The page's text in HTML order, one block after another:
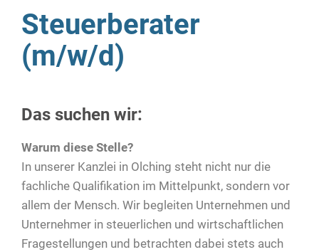
Steuerberater
(m/w/d)
Das suchen wir:
Warum diese Stelle?
In unserer Kanzlei in Olching steht nicht nur die
fachliche Qualifikation im Mittelpunkt, sondern vor
allem der Mensch. Wir begleiten Unternehmen und
Unternehmer in steuerlichen und wirtschaftlichen
Fragestellungen und betrachten dabei stets auch